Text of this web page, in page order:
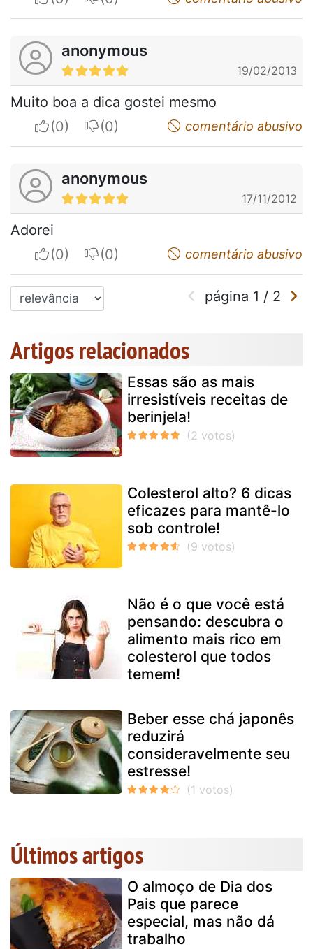
anonymous
19/02/2013
Muito boa a dica gostei mesmo
I apreciateI do not appreciatecomentário abusivo
anonymous
17/11/2012
Adorei
I apreciateI do not appreciatecomentário abusivo
página 1 / 2
Artigos relacionados
Essas são as mais
irresistíveis receitas de
berinjela!
Colesterol alto? 6 dicas
eficazes para mantê-lo
sob controle!
Não é o que você está
pensando: descubra o
alimento mais rico em
colesterol que todos
temem!
Beber esse chá japonês
reduzirá
consideravelmente seu
estresse!
Últimos artigos
O almoço de Dia dos
Pais que parece
especial, mas não dá
trabalho